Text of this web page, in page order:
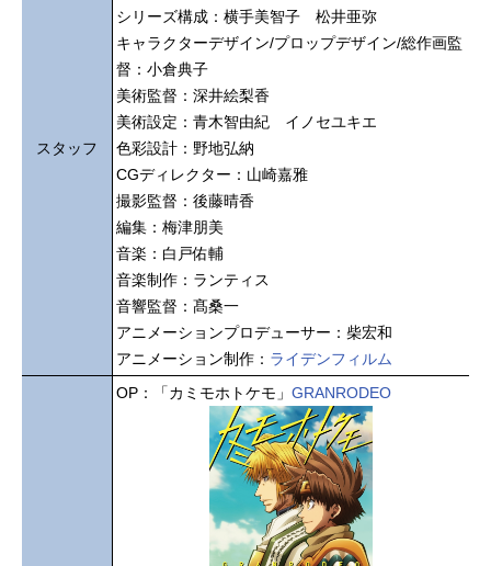
スタッフ
シリーズ構成：横手美智子 松井亜弥
キャラクターデザイン/プロップデザイン/総作画監
督：小倉典子
美術監督：深井絵梨香
美術設定：青木智由紀 イノセユキエ
色彩設計：野地弘納
CGディレクター：山崎嘉雅
撮影監督：後藤晴香
編集：梅津朋美
音楽：白戸佑輔
音楽制作：ランティス
音響監督：髙桑一
アニメーションプロデューサー：柴宏和
アニメーション制作： ライデンフィルム
OP：「カミモホトケモ」 GRANRODEO